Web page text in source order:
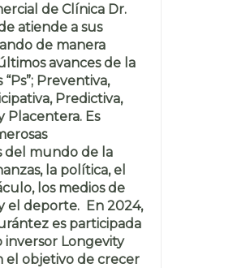
de Clínica Dr.
atiende a sus
de manera
avances de la
Preventiva,
Predictiva,
Placentera. Es
del mundo de la
la política, el
los medios de
el deporte. En 2024,
es participada
Longevity
el objetivo de crecer